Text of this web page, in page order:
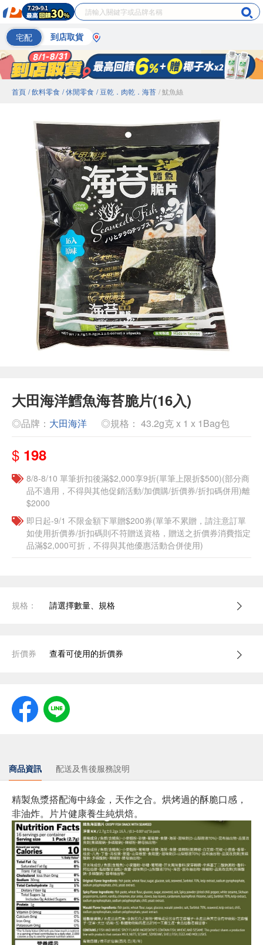
宅配 到店取貨
首頁 / 飲料零食 / 休閒零食 / 豆乾．肉乾．海苔 / 魷魚絲
大田海洋鱈魚海苔脆片(16入)
◎品牌： 大田海洋 ◎規格： 43.2g克 x 1 x 1Bag包
$ 198
8/8-8/10 單筆折扣後滿$2,000享9折(單筆上限折$500)(部分商
品不適用，不得與其他促銷活動/加價購/折價券/折扣碼併用)離
$2000
即日起-9/1 不限金額下單贈$200券(單筆不累贈，請注意訂單
如使用折價券/折扣碼則不符贈送資格，贈送之折價券消費指定
品滿$2,000可折，不得與其他優惠活動合併使用)
規格： 請選擇數量、規格
折價券 查看可使用的折價券
商品資訊 配送及售後服務說明
精製魚漿搭配海中綠金，天作之合。烘烤過的酥脆口感，
非油炸。片片健康養生純烘焙。